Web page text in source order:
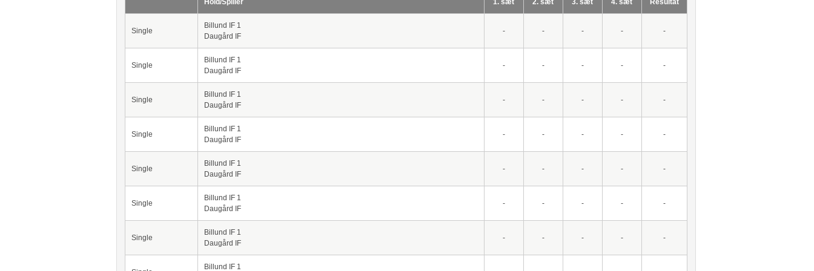
Hold/Spiller 1. sæt 2. sæt 3. sæt 4. sæt Resultat
Single
Billund IF 1
Daugård IF
- - - - -
Single
Billund IF 1
Daugård IF
- - - - -
Single
Billund IF 1
Daugård IF
- - - - -
Single
Billund IF 1
Daugård IF
- - - - -
Single
Billund IF 1
Daugård IF
- - - - -
Single
Billund IF 1
Daugård IF
- - - - -
Single
Billund IF 1
Daugård IF
- - - - -
Billund IF 1